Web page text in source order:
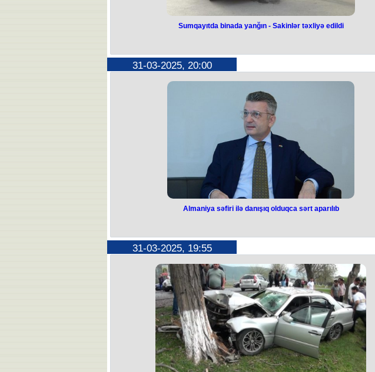
Sakinlər təxliyə edildi
Bu barədə Fövqəladə Hallar Nazirliyindən (FHN) məlumat verilib.
Bildirilir ki, şəhərdə doqquzmərtəbəli yaşayış binasının 7-ci mərtəbəsinin
pilləkən qəfəsində quraşdırılan 6 ədəd elektrik sayğacı, 6 ədəd qoruyucu
açar və 3 paq.m elektrik kabeli yanıb. Yanğın zamanı yanğınsöndürənlər
tərəfindən 7 nəfər bina sakini təhlükəsiz əraziyə təxliyə olunub.
Mənzillər yanğından mühafizə olunub.
Yanğın yanğından mühafizə bölmələri tərəfindən söndürülüb.
Sumqayıtda binada yanğın - Sakinlər təxliyə edildi
31-03-2025, 20:00
sərt aparılıb
bütövlüyünə qarşı paylaşımı ilə bağlı Almaniyanın ölkəmizdəki səfiri XİN-ə
çağırılaraq ona qarşı sərt etiraz bildirilib.
Qarşı tərəflə danışıq olduqca sərt aparılıb.
Almaniya səfiri bu paylaşımın texniki səhv olduğunu və artıq silindiyini,
habelə bununla bağlı şifahi üzrxahlıq edildiyini bildirsə də, XİN-in
məlumatında qeyd olunduğu kimi, Azərbaycan Almaniya tərəfindən ictimai
şəkildə üzrxahlıq edilməsini tələb edib.
Maraqlıdır ki, Almaniya tərəfi hələ də məsələ ilə bağlı üzrxahlıq etməyib.
Əgər bu, həqiqətən də, texniki səhvdirsə, ictimai təxribat deyilsə, nəyə
görə Almaniya üzrxahlıq etməkdən çəkinir?!
Qeyd edilən paylaşım fonunda, əgər Almaniya tərəfi məsələ ilə bağlı
üzrxahlıq etməyəcəksə, o zaman Almaniya Prezidentinin ölkəmizə
gözlənilən səfərinin məqsədəuyğunluğu sual doğurur.
Almaniya səfiri ilə danışıq olduqca sərt aparılıb
31-03-2025, 19:55